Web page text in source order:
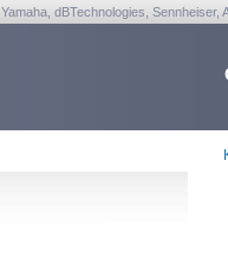
dBTechnologies, Sennheiser,